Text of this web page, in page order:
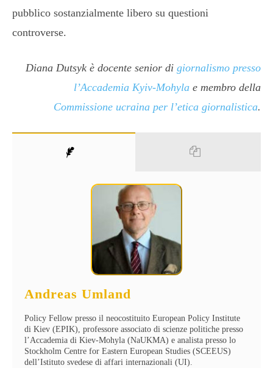
pubblico sostanzialmente libero su questioni
controverse.
Diana Dutsyk è docente senior di giornalismo presso
l’Accademia Kyiv-Mohyla e membro della
Commissione ucraina per l’etica giornalistica.
Andreas Umland
Policy Fellow presso il neocostituito European Policy Institute
di Kiev (EPIK), professore associato di scienze politiche presso
l’Accademia di Kiev-Mohyla (NaUKMA) e analista presso lo
Stockholm Centre for Eastern European Studies (SCEEUS)
dell’Istituto svedese di affari internazionali (UI).